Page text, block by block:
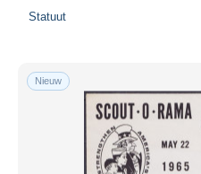
Statuut
Nieuw